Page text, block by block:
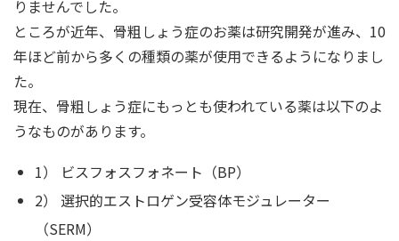
りませんでした。
ところが近年、骨粗しょう症のお薬は研究開発が進み、10
年ほど前から多くの種類の薬が使用できるようになりまし
た。
現在、骨粗しょう症にもっとも使われている薬は以下のよ
うなものがあります。
1） ビスフォスフォネート（BP）
2） 選択的エストロゲン受容体モジュレーター
（SERM）